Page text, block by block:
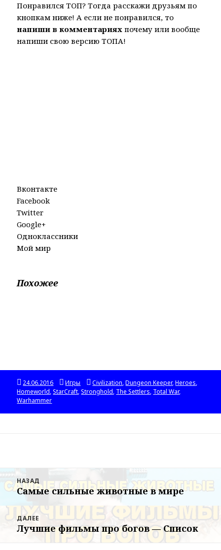
Понравился ТОП? Тогда расскажи друзьям по
кнопкам ниже! А если не понравился, то
напиши в комментариях почему или вообще
напиши свою версию ТОПА!
Вконтакте
Facebook
Twitter
Google+
Одноклассники
Мой мир
Похожее
Опубликовано
24.06.2016 Рубрики
Игры Метки
Civilization,Dungeon Keeper,Heroes,
Homeworld,StarCraft,Stronghold, The Settlers, Total War,
Warhammer
Навигация
по
НАЗАД
Предыдущая
запись:
Самые сильные животные в мире
ДАЛЕЕ
Следующая
Лучшие фильмы про богов — Список